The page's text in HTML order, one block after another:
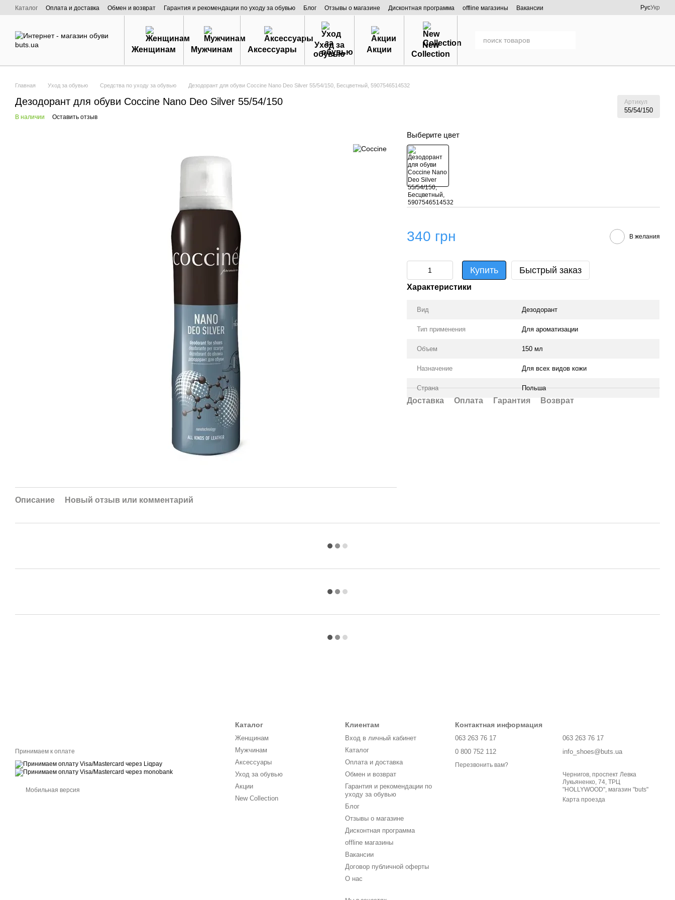
Перейти к основному контенту
Каталог Оплата и доставка Обмен и возврат Гарантия и рекомендации по уходу за обувью Блог Отзывы о магазине Дисконтная программа offline магазины
Вакансии
О нас
РусУкр
Женщинам Мужчинам Аксессуары
Уход за
обувью
Акции
New
Collection
Главная Уход за обувью Средства по уходу за обувью Дезодорант для обуви Coccine Nano Deo Silver 55/54/150, Бесцветный, 5907546514532
Дезодорант для обуви Coccine Nano Deo Silver 55/54/150 Артикул
55/54/150
В наличии Оставить отзыв
Описание Новый отзыв или комментарий
Выберите цвет
340 грн В желания
Купить Быстрый заказ
Характеристики
Вид Дезодорант
Тип применения Для ароматизации
Объем 150 мл
Назначение Для всех видов кожи
Страна Польша
Доставка Оплата Гарантия Возврат
Принимаем к оплате
Мобильная версия
Каталог
Женщинам
Мужчинам
Аксессуары
Уход за обувью
Акции
New Collection
Клиентам
Вход в личный кабинет
Каталог
Оплата и доставка
Обмен и возврат
Гарантия и рекомендации по
уходу за обувью
Блог
Отзывы о магазине
Дисконтная программа
offline магазины
Вакансии
Договор публичной оферты
О нас
Контактная информация
063 263 76 17
0 800 752 112
Перезвонить вам?
063 263 76 17
info_shoes@buts.ua
Чернигов, проспект Левка
Лукьяненко, 74, ТРЦ
"HOLLYWOOD", магазин "buts"
Карта проезда